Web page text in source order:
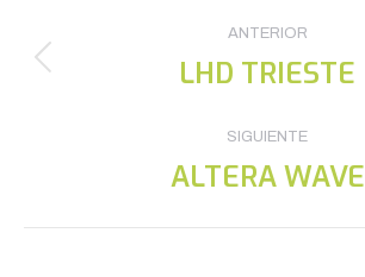
Navegación
entre
ANTERIOR
Proyecto
LHD TRIESTE
SIGUIENTE
Proyecto
ALTERA WAVE